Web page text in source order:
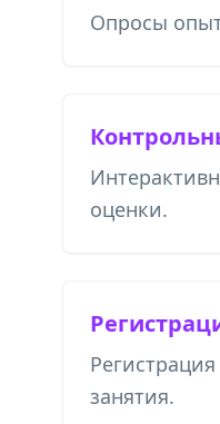
Опросы
оценки.
занятия.